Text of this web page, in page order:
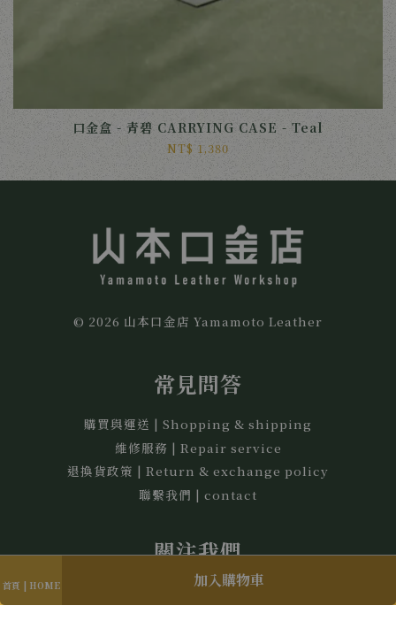
首頁 | HOME 加入購物車
口金盒 - 青碧 CARRYING CASE - Teal
NT$ 1,380
© 2026 山本口金店 Yamamoto Leather
常見問答
購買與運送 | Shopping & shipping
維修服務 | Repair service
退換貨政策 | Return & exchange policy
聯繫我們 | contact
關注我們
FacebookInstagram